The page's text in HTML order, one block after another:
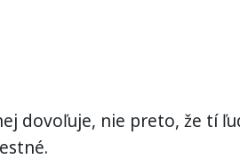
dovoľuje, nie preto, že tí